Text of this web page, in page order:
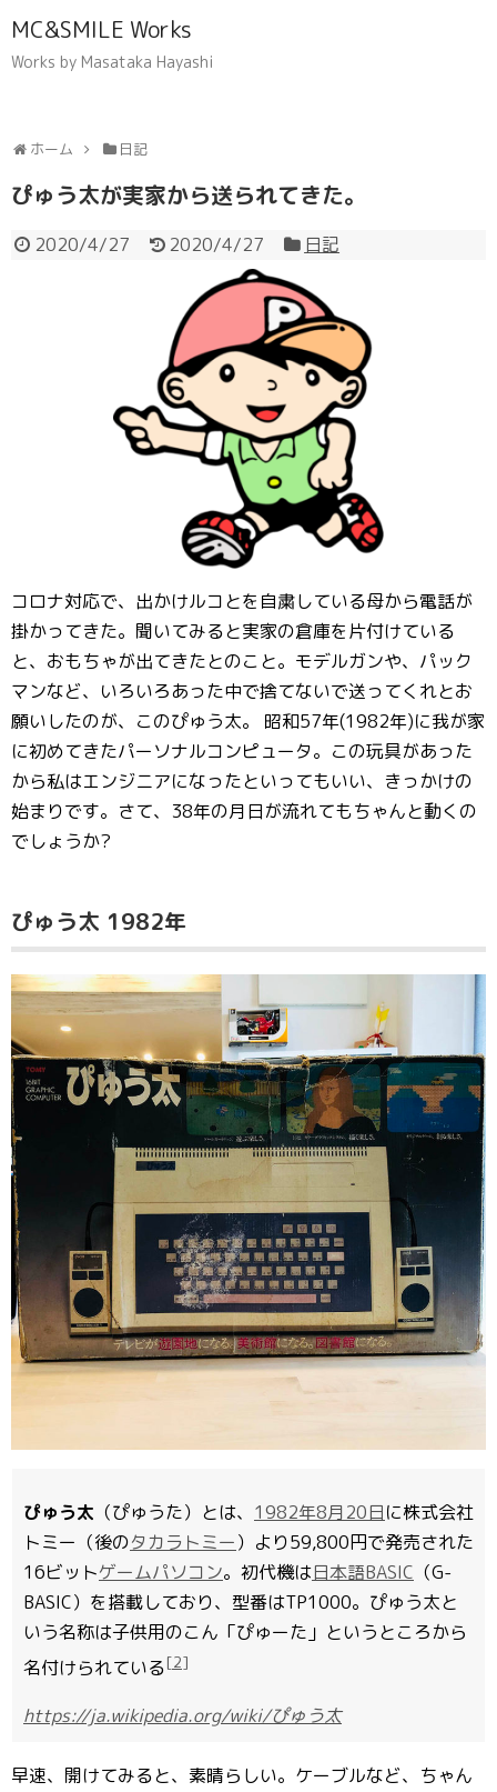
MC&SMILE Works
Works by Masataka Hayashi
ホーム 日記
ぴゅう太が実家から送られてきた。
2020/4/27 2020/4/27 日記
コロナ対応で、出かけルコとを自粛している母から電話が
掛かってきた。聞いてみると実家の倉庫を片付けている
と、おもちゃが出てきたとのこと。モデルガンや、パック
マンなど、いろいろあった中で捨てないで送ってくれとお
願いしたのが、このぴゅう太。 昭和57年(1982年)に我が家
に初めてきたパーソナルコンピュータ。この玩具があった
から私はエンジニアになったといってもいい、きっかけの
始まりです。さて、38年の月日が流れてもちゃんと動くの
でしょうか?
ぴゅう太 1982年
ぴゅう太 （ぴゅうた）とは、 1982年8月20日に株式会社
トミー（後のタカラトミー）より59,800円で発売された
16ビットゲームパソコン。初代機は日本語BASIC （G-
BASIC）を搭載しており、型番はTP1000。ぴゅう太と
いう名称は子供用のこん「ぴゅーた」というところから
名付けられている[2]
https://ja.wikipedia.org/wiki/ぴゅう太
早速、開けてみると、素晴らしい。ケーブルなど、ちゃん